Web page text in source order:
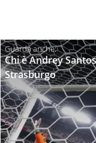
Chi è Andrey
Strasburgo